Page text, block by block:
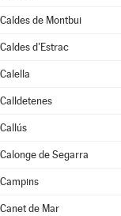
Caldes de Montbui
Caldes d'Estrac
Calella
Calldetenes
Callús
Calonge de Segarra
Campins
Canet de Mar